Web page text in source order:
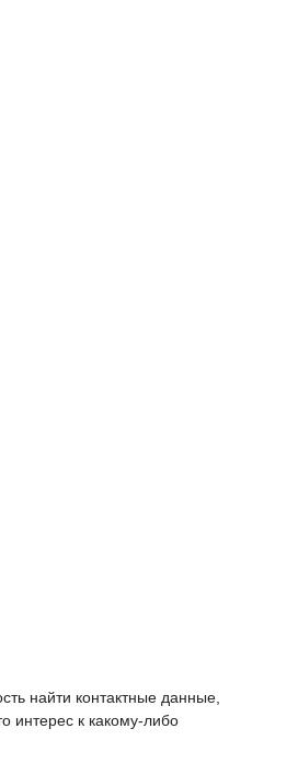
найти контактные данные,
интерес к какому-либо